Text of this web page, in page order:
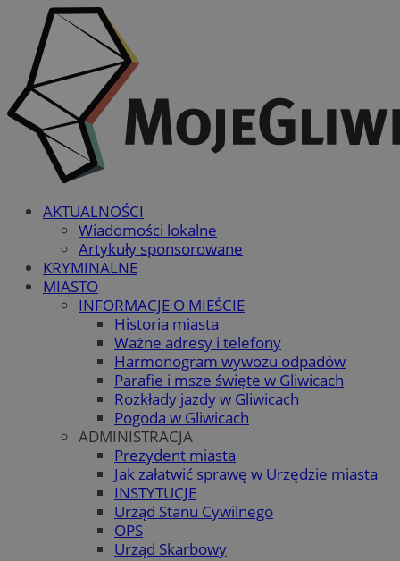
AKTUALNOŚCI
Wiadomości lokalne
Artykuły sponsorowane
KRYMINALNE
MIASTO
INFORMACJE O MIEŚCIE
Historia miasta
Ważne adresy i telefony
Harmonogram wywozu odpadów
Parafie i msze święte w Gliwicach
Rozkłady jazdy w Gliwicach
Pogoda w Gliwicach
ADMINISTRACJA
Prezydent miasta
Jak załatwić sprawę w Urzędzie miasta
INSTYTUCJE
Urząd Stanu Cywilnego
OPS
Urząd Skarbowy